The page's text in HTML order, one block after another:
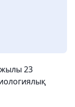
жылы 23